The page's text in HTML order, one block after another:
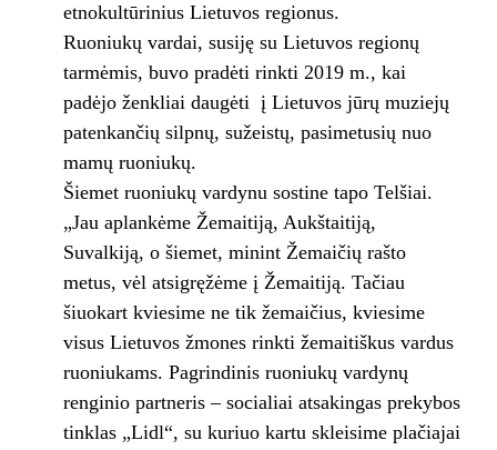
etnokultūrinius Lietuvos regionus.
Ruoniukų vardai, susiję su Lietuvos regionų
tarmėmis, buvo pradėti rinkti 2019 m., kai
padėjo ženkliai daugėti į Lietuvos jūrų muziejų
patenkančių silpnų, sužeistų, pasimetusių nuo
mamų ruoniukų.
Šiemet ruoniukų vardynu sostine tapo Telšiai.
„Jau aplankėme Žemaitiją, Aukštaitiją,
Suvalkiją, o šiemet, minint Žemaičių rašto
metus, vėl atsigręžėme į Žemaitiją. Tačiau
šiuokart kviesime ne tik žemaičius, kviesime
visus Lietuvos žmones rinkti žemaitiškus vardus
ruoniukams. Pagrindinis ruoniukų vardynų
renginio partneris – socialiai atsakingas prekybos
tinklas „Lidl“, su kuriuo kartu skleisime plačiajai